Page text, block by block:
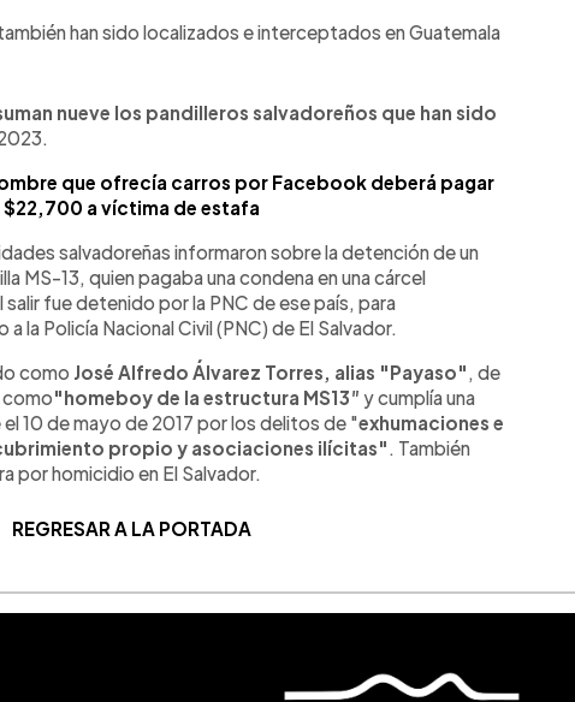
han sido localizados e interceptados en Guatemala
nueve los pandilleros salvadoreños que han sido
que ofrecía carros por Facebook deberá pagar
$22,700 a víctima de estafa
salvadoreñas informaron sobre la detención de un
MS-13, quien pagaba una condena en una cárcel
fue detenido por la PNC de ese país, para
la Policía Nacional Civil (PNC) de El Salvador.
como José Alfredo Álvarez Torres, alias "Payaso", de
"homeboy de la estructura MS13" y cumplía una
10 de mayo de 2017 por los delitos de "exhumaciones e
propio y asociaciones ilícitas". También
por homicidio en El Salvador.
REGRESAR A LA PORTADA